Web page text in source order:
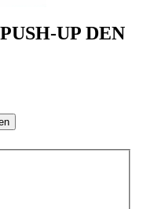
UP DEN